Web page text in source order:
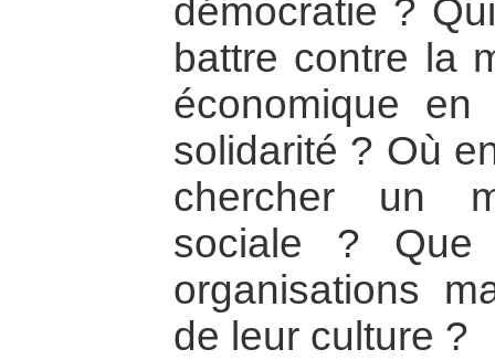
démocratie ?
battre contre la
économique
solidarité ? Où
chercher un
sociale ? Que
organisations
de leur culture ?